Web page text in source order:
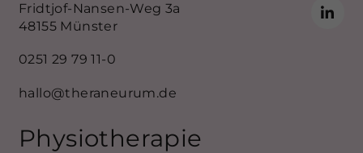
Fridtjof-Nansen-Weg 3a
48155 Münster
0251 29 79 11-0
hallo@theraneurum.de
Physiotherapie